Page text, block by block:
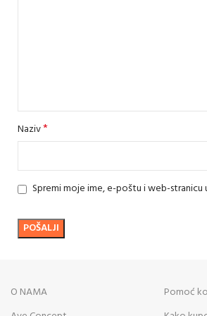
Naziv*
Spremi moje ime, e-poštu i web-
O NAMA
Pomoć